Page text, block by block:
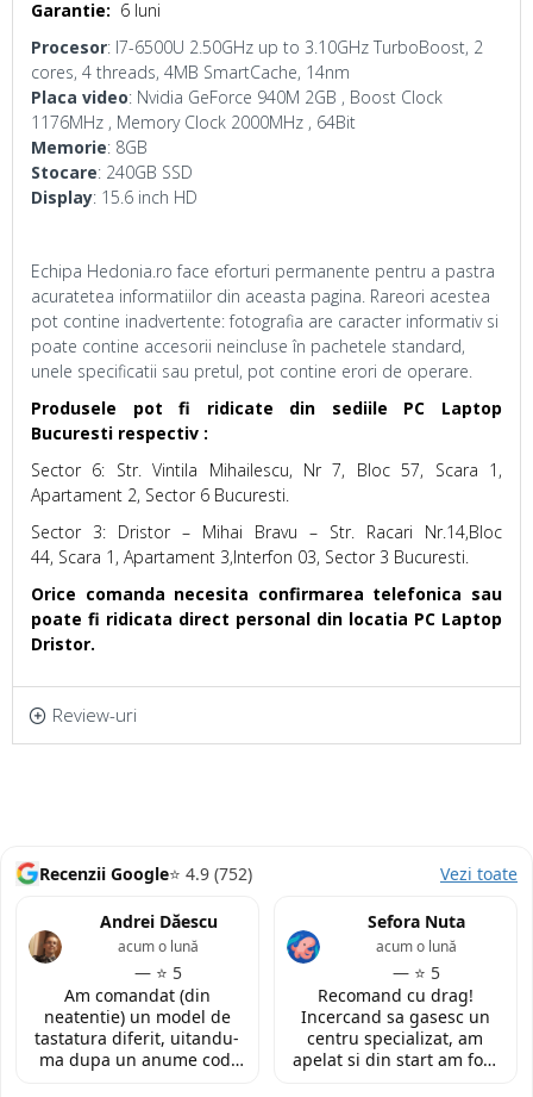
Garantie: 6 luni
Procesor: I7-6500U 2.50GHz up to 3.10GHz TurboBoost, 2
cores, 4 threads, 4MB SmartCache, 14nm
Placa video: Nvidia GeForce 940M 2GB , Boost Clock
1176MHz , Memory Clock 2000MHz , 64Bit
Memorie: 8GB
Stocare: 240GB SSD
Display: 15.6 inch HD
Echipa Hedonia.ro face eforturi permanente pentru a pastra
acuratetea informatiilor din aceasta pagina. Rareori acestea
pot contine inadvertente: fotografia are caracter informativ si
poate contine accesorii neincluse în pachetele standard,
unele specificatii sau pretul, pot contine erori de operare.
Produsele pot fi ridicate din sediile PC Laptop
Bucuresti respectiv :
Sector 6: Str. Vintila Mihailescu, Nr 7, Bloc 57, Scara 1,
Apartament 2, Sector 6 Bucuresti.
Sector 3: Dristor – Mihai Bravu – Str. Racari Nr.14,Bloc
44, Scara 1, Apartament 3,Interfon 03, Sector 3 Bucuresti.
Orice comanda necesita confirmarea telefonica sau
poate fi ridicata direct personal din locatia PC Laptop
Dristor.
Review-uri
Recenzii Google⭐ 4.9 (752) Vezi toate
Andrei Dăescu
— ⭐ 5
acum o lună
Am comandat (din
neatentie) un model de
tastatura diferit, uitandu-
ma dupa un anume cod.
Sefora Nuta
— ⭐ 5
acum o lună
Recomand cu drag!
Incercand sa gasesc un
centru specializat, am
apelat si din start am fost